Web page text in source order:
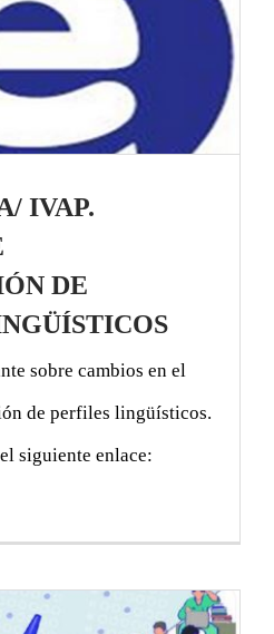
IVAP.
DE
sobre cambios en el
de perfiles lingüísticos.
siguiente enlace: